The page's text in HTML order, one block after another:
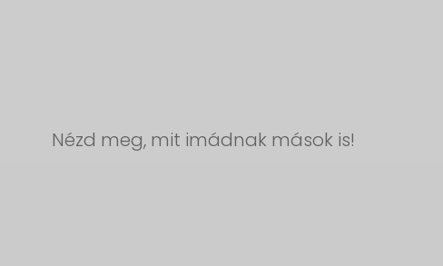
Nézd meg, mit imádnak mások is!